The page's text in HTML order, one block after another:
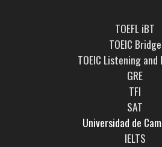
TOEFL iBT
TOEIC Bridge
TOEIC Listening and
GRE
TFI
SAT
Universidad de
IELTS